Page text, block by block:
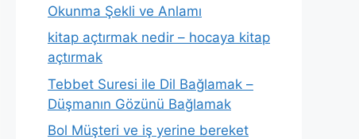
Okunma Şekli ve Anlamı
kitap açtırmak nedir – hocaya kitap
açtırmak
Tebbet Suresi ile Dil Bağlamak –
Düşmanın Gözünü Bağlamak
Bol Müşteri ve iş yerine bereket